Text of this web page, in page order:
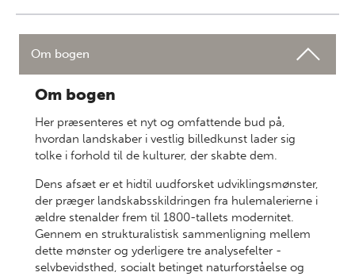
Om bogen
Om bogen
Her præsenteres et nyt og omfattende bud på,
hvordan landskaber i vestlig billedkunst lader sig
tolke i forhold til de kulturer, der skabte dem.
Dens afsæt er et hidtil uudforsket udviklingsmønster,
der præger landskabsskildringen fra hulemalerierne i
ældre stenalder frem til 1800-tallets moder­nitet.
Gennem en strukturalistisk sammenligning mellem
dette mønster og yderligere tre analysefelter -
selvbevidsthed, socialt betinget naturforståelse og